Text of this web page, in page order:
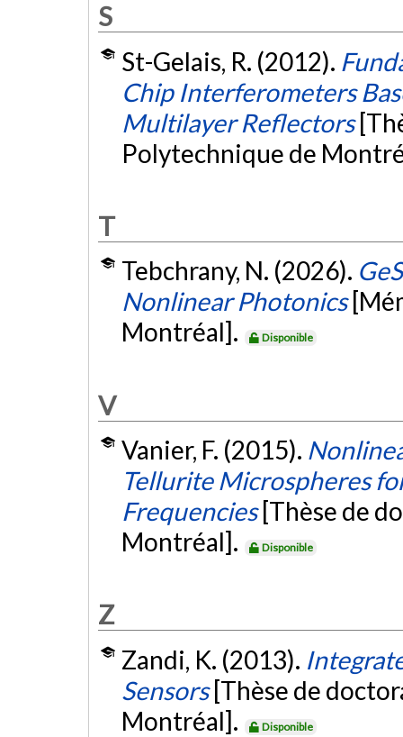
S
St-Gelais, R. (2012).
Chip Interferometers
Multilayer Reflectors
Polytechnique de
T
Tebchrany, N. (2026).
Nonlinear Photonics
Montréal].
Disponible
V
Vanier, F. (2015).
Tellurite Microspheres
Frequencies [Thèse de
Montréal].
Disponible
Z
Zandi, K. (2013).
Sensors [Thèse de
Montréal].
Disponible